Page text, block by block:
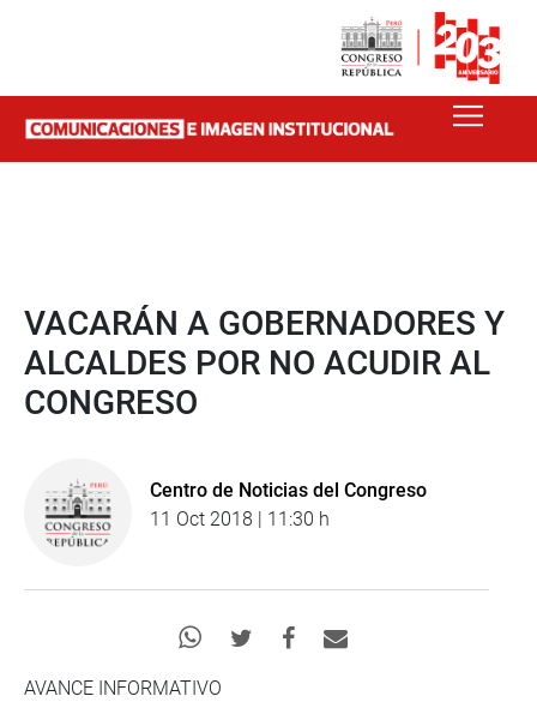
VACARÁN A GOBERNADORES Y
ALCALDES POR NO ACUDIR AL
CONGRESO
Centro de Noticias del Congreso
11 Oct 2018 | 11:30 h
AVANCE INFORMATIVO